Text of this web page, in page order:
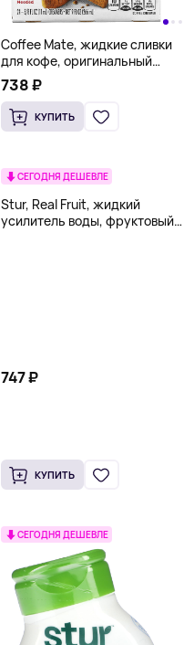
Coffee Mate, жидкие сливки
для кофе, оригинальный
вкус, 24 шт.
738 ₽
КУПИТЬ
СЕГОДНЯ ДЕШЕВЛЕ
Stur, Real Fruit, жидкий
усилитель воды, фруктовый
747 ₽
КУПИТЬ
СЕГОДНЯ ДЕШЕВЛЕ